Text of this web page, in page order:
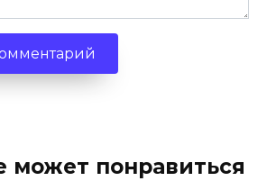
может понравиться